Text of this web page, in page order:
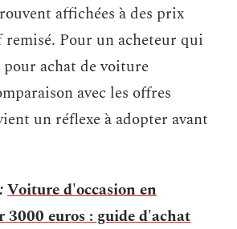
affichées à des prix
remisé. Pour un acheteur qui
achat de voiture
avec les offres
un réflexe à adopter avant
Voiture d'occasion en
3000 euros : guide d'achat